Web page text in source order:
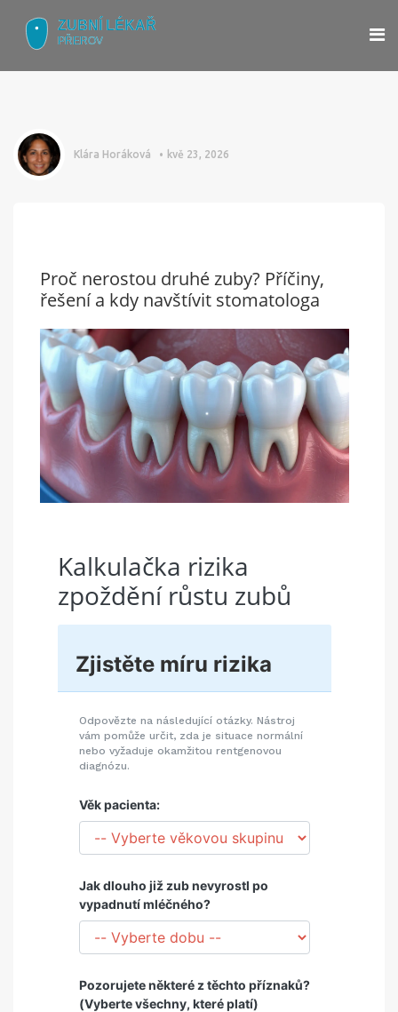
Klára Horáková kvě 23, 2026
Proč nerostou druhé zuby? Příčiny,
řešení a kdy navštívit stomatologa
Kalkulačka rizika
zpoždění růstu zubů
Zjistěte míru rizika
Odpovězte na následující otázky. Nástroj
vám pomůže určit, zda je situace normální
nebo vyžaduje okamžitou rentgenovou
diagnózu.
Věk pacienta:
Jak dlouho již zub nevyrostl po
vypadnutí mléčného?
Pozorujete některé z těchto příznaků?
(Vyberte všechny, které platí)